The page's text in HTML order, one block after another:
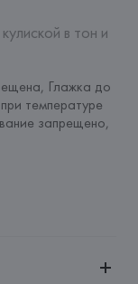
в тон и
Глажка до
температуре
запрещено,